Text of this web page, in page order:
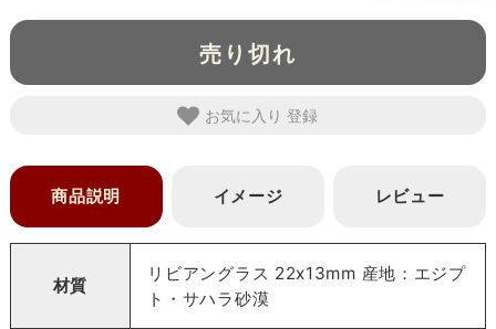
売り切れ
お気に入り
商品説明 イメージ レビュー
材質
リビアングラス 22x13mm 産地：エジプ
ト・サハラ砂漠